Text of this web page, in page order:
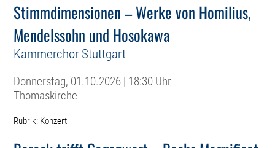
Stimmdimensionen – Werke von Homilius,
Mendelssohn und Hosokawa
Kammerchor Stuttgart
Donnerstag, 01.10.2026 | 18:30 Uhr
Thomaskirche
Rubrik: Konzert